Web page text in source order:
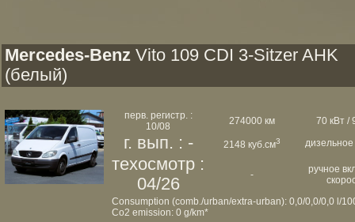
Mercedes-Benz Vito 109 CDI 3-Sitzer AHK
(белый)
перв. регистр. :
10/08
274000 км 70 кВт /
г. вып. : - 2148 куб.см3
техосмотр :
04/26
-
ручное
Consumption (comb./urban/extra-urban): 0,0/0,0/0,0 l/
Co2 emission: 0 g/km*